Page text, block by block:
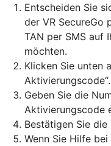
Entscheiden Sie
der VR SecureGo
TAN per SMS auf
möchten.
Klicken Sie unten
Aktivierungscode“.
Geben Sie die
Aktivierungscode
Bestätigen Sie
Wenn Sie Hilfe